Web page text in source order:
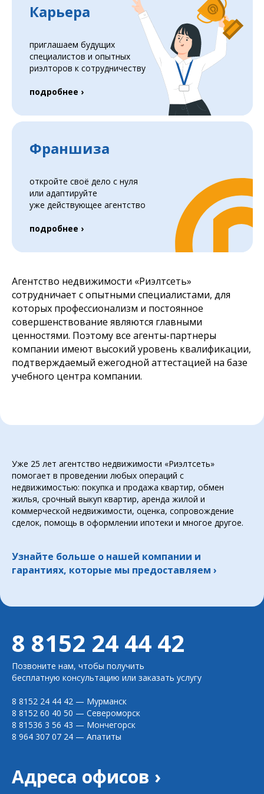
Карьера
приглашаем будущих
специалистов и опытных
риэлторов к сотрудничеству
подробнее ›
Франшиза
откройте своё дело с нуля
или адаптируйте
уже действующее агентство
подробнее ›
Агентство недвижимости «Риэлтсеть»
сотрудничает с опытными специалистами, для
которых профессионализм и постоянное
совершенствование являются главными
ценностями. Поэтому все агенты-партнеры
компании имеют высокий уровень квалификации,
подтверждаемый ежегодной аттестацией на базе
учебного центра компании.
Уже 25 лет агентство недвижимости «Риэлтсеть»
помогает в проведении любых операций с
недвижимостью: покупка и продажа квартир, обмен
жилья, срочный выкуп квартир, аренда жилой и
коммерческой недвижимости, оценка, сопровождение
сделок, помощь в оформлении ипотеки и многое другое.
Узнайте больше о нашей компании и
гарантиях, которые мы предоставляем ›
8 8152 24 44 42
Позвоните нам, чтобы получить
бесплатную консультацию или заказать услугу
8 8152 24 44 42 — Мурманск
8 8152 60 40 50 — Североморск
8 81536 3 56 43 — Мончегорск
8 964 307 07 24 — Апатиты
Адреса офисов ›